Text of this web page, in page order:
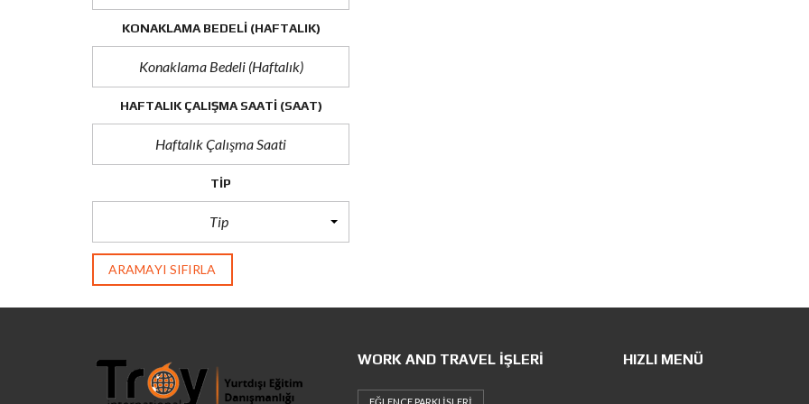
KONAKLAMA BEDELI (HAFTALIK)
HAFTALIK ÇALIŞMA SAATI (SAAT)
TIP
Tip
ARAMAYI SIFIRLA
WORK AND TRAVEL İŞLERI HIZLI MENÜ